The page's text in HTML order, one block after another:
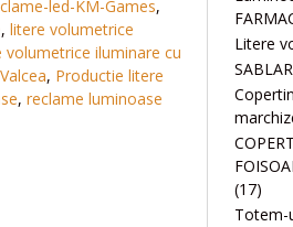
led-KM-Games,
, litere volumetrice
volumetrice iluminare cu
, Productie litere
, reclame luminoase
Litere
(17)
Totem-